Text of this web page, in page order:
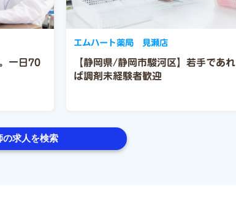
一日70
【静岡県/静岡市駿河区】若手であれ
ば調剤未経験者歓迎
エムハート薬局 見瀬店
の求人を検索